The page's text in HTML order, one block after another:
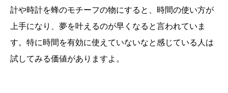
計や時計を蜂のモチーフの物にすると、時間の使い方が
上手になり、夢を叶えるのが早くなると言われていま
す。特に時間を有効に使えていないなと感じている人は
試してみる価値がありますよ。